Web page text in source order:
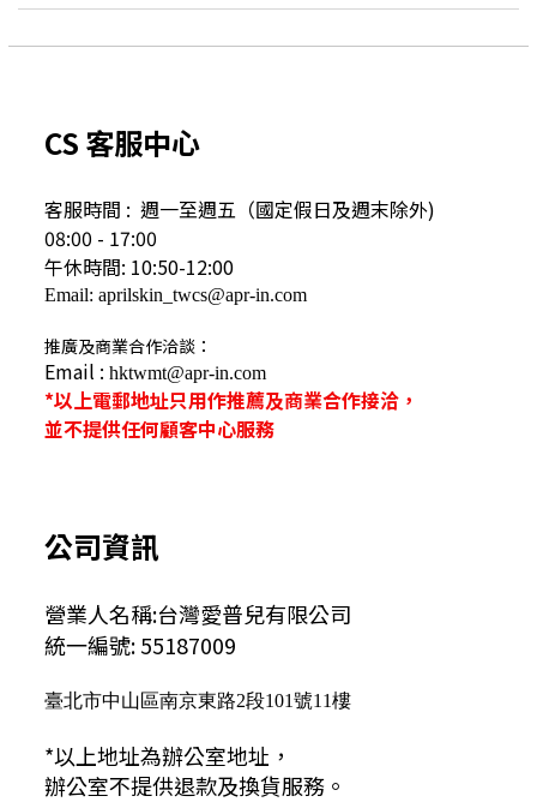
CS 客服中心
客服時間 : 週一至週五（國定假日及週末除外)
08:00 - 17:00
午休時間: 10:50-12:00
Email: aprilskin_twcs@apr-in.com
推廣及商業合作洽談：
Email : hktwmt@apr-in.com
*以上電郵地址只用作推薦及商業合作接洽，
並不提供任何顧客中心服務
公司資訊
營業人名稱:台灣愛普兒有限公司
統一編號: 55187009
臺北市中山區南京東路2段101號11樓
*以上地址為辦公室地址，
辦公室不提供退款及換貨服務。